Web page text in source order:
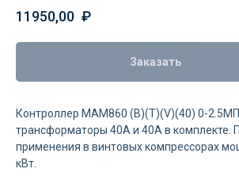
11950,00 ₽
Заказать
Контроллер MAM860 (B)(Т)(V)(40) 0-
трансформаторы 40А и 40А в комплекте.
применения в винтовых компрессорах
кВт.